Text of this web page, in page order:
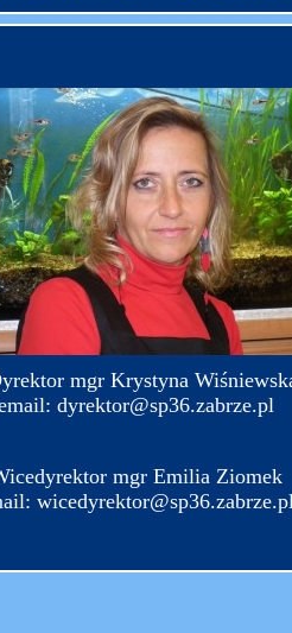
mgr Krystyna
dyrektor@sp36.zabrze.pl
mgr Emilia Ziomek